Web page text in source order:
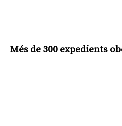
Més de 300 expedients